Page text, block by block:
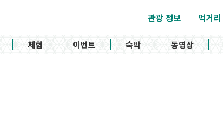
관광 정보 먹거리
체험 이벤트 숙박 동영상